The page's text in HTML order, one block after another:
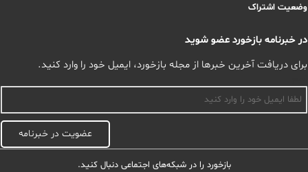
وضعیت اشتراک
در خبرنامه بازخورد عضو شوید
برای دریافت آخرین خبرها از مجله بازخورد، ایمیل خود را وارد کنید.
عضویت در خبرنامه
بازخورد را در شبکه‌های اجتماعی دنبال کنید.